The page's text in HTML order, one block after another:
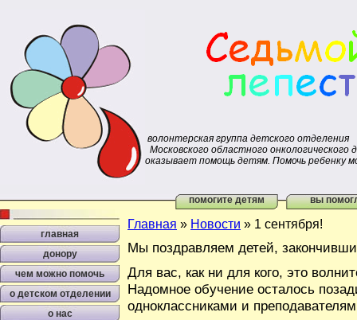
волонтерская группа детского отделения
Московского областного онкологического
оказывает помощь детям. Помочь ребенку
помогите детям вы
главная
донору
чем можно помочь
о детском отделении
о нас
Главная » Новости » 1 сентября!
Мы поздравляем детей,
Для вас, как ни для кого, это
Надомное обучение осталось
одноклассниками и